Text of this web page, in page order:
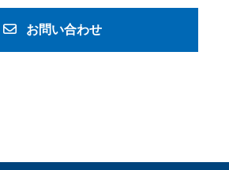
お問い合わせ